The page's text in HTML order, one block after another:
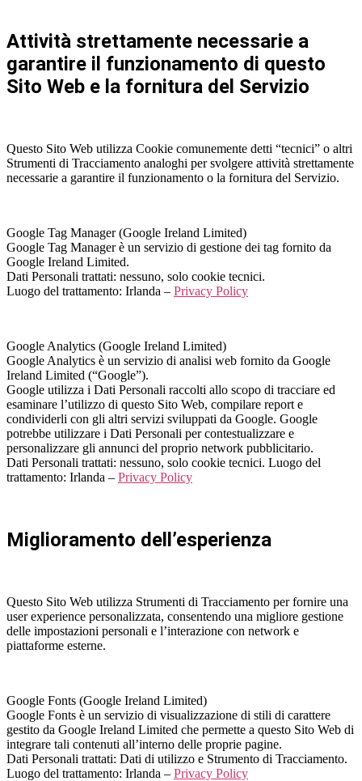
Attività strettamente necessarie a
garantire il funzionamento di questo
Sito Web e la fornitura del Servizio
Questo Sito Web utilizza Cookie comunemente detti “tecnici” o altri
Strumenti di Tracciamento analoghi per svolgere attività strettamente
necessarie a garantire il funzionamento o la fornitura del Servizio.
Google Tag Manager (Google Ireland Limited)
Google Tag Manager è un servizio di gestione dei tag fornito da
Google Ireland Limited.
Dati Personali trattati: nessuno, solo cookie tecnici.
Luogo del trattamento: Irlanda – Privacy Policy
Google Analytics (Google Ireland Limited)
Google Analytics è un servizio di analisi web fornito da Google
Ireland Limited (“Google”).
Google utilizza i Dati Personali raccolti allo scopo di tracciare ed
esaminare l’utilizzo di questo Sito Web, compilare report e
condividerli con gli altri servizi sviluppati da Google. Google
potrebbe utilizzare i Dati Personali per contestualizzare e
personalizzare gli annunci del proprio network pubblicitario.
Dati Personali trattati: nessuno, solo cookie tecnici. Luogo del
trattamento: Irlanda – Privacy Policy
Miglioramento dell’esperienza
Questo Sito Web utilizza Strumenti di Tracciamento per fornire una
user experience personalizzata, consentendo una migliore gestione
delle impostazioni personali e l’interazione con network e
piattaforme esterne.
Google Fonts (Google Ireland Limited)
Google Fonts è un servizio di visualizzazione di stili di carattere
gestito da Google Ireland Limited che permette a questo Sito Web di
integrare tali contenuti all’interno delle proprie pagine.
Dati Personali trattati: Dati di utilizzo e Strumento di Tracciamento.
Luogo del trattamento: Irlanda – Privacy Policy